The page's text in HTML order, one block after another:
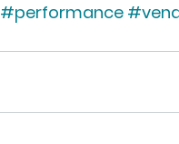
#performance